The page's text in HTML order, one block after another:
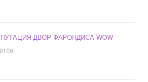
ДВОР ФАРОНДИСА WOW